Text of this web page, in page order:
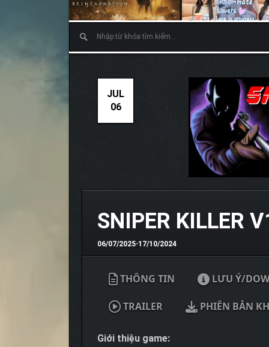
JUL
06
SNIPER KILLER
06/07/2025•17/10/2024
THÔNG TIN LƯU Ý/
TRAILER PHIÊN BẢN
Giới thiệu game: